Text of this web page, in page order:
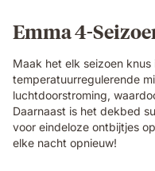
Emma 4-
Maak het elk seizoen
temperatuurregulerende
luchtdoorstroming,
Daarnaast is het dekbed
voor eindeloze ontbijtjes
elke nacht opnieuw!